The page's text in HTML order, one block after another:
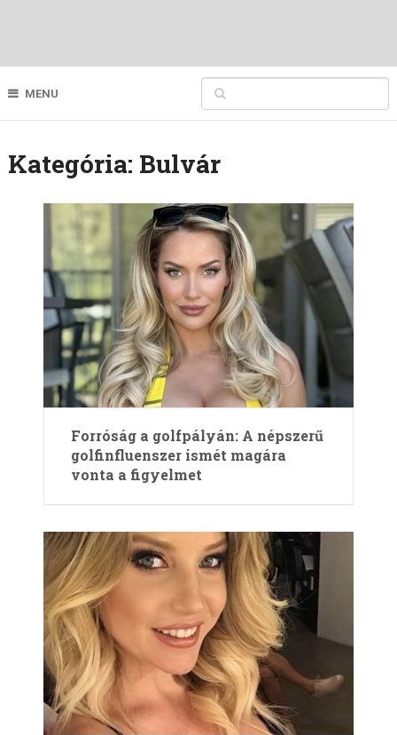
MENU
Kategória: Bulvár
Forróság a golfpályán: A népszerű
golfinfluenszer ismét magára
vonta a figyelmet